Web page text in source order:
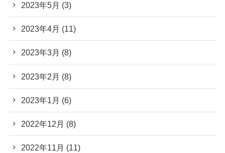
2023年5月 (3)
2023年4月 (11)
2023年3月 (8)
2023年2月 (8)
2023年1月 (6)
2022年12月 (8)
2022年11月 (11)